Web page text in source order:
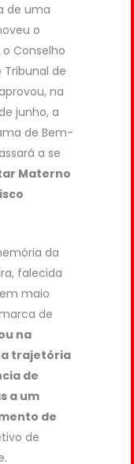
de uma
o
Conselho
de
na
junho, a
de Bem-
a se
Materno
da
falecida
maio
de
na
trajetória
de
a um
de
de